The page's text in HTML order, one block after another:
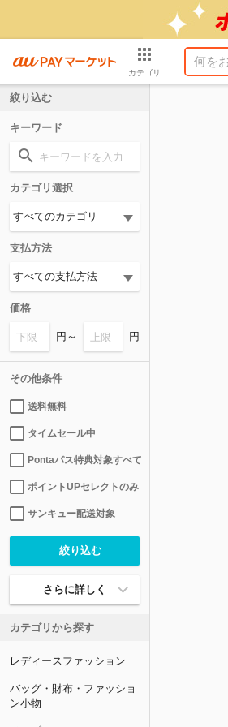
カテゴリ
絞り込む
キーワード
カテゴリ選択
支払方法
価格
円～ 円
その他条件
送料無料
タイムセール中
Pontaパス特典対象すべて
ポイントUPセレクトのみ
サンキュー配送対象
さらに詳しく
カテゴリから探す
レディースファッション
バッグ・財布・ファッショ
ン小物